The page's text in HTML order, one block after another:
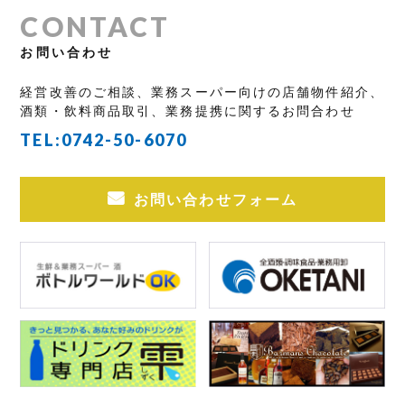
CONTACT
お問い合わせ
経営改善のご相談、業務スーパー向けの店舗物件紹介、
酒類・飲料商品取引、業務提携に関するお問合わせ
TEL:0742-50-6070
お問い合わせフォーム